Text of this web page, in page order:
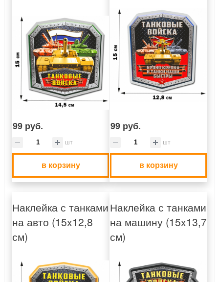
99 руб.
шт
в корзину
99 руб.
шт
в корзину
Наклейка с танками
на авто (15x12,8
см)
Наклейка с танками
на машину (15x13,7
см)